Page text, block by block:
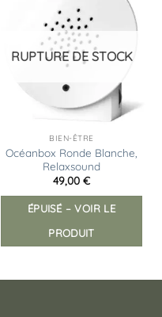
Ajouter
à la
RUPTURE DE STOCK
BIEN-ÊTRE
Océanbox Ronde Blanche,
Relaxsound
49,00 €
ÉPUISÉ – VOIR LE
PRODUIT